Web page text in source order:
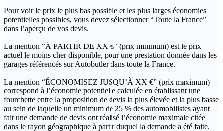
Pour voir le prix le plus bas possible et les plus larges économies
potentielles possibles, vous devez sélectionner “Toute la France”
dans l’aperçu de vos devis.
La mention “À PARTIR DE XX €” (prix minimum) est le prix
actuel le moins cher disponible, pour une prestation donnée dans les
garages référencés sur Autobutler dans toute la France.
La mention “ÉCONOMISEZ JUSQU’À XX €” (prix maximum)
correspond à l’économie potentielle calculée en établissant une
fourchette entre la proposition de devis la plus élevée et la plus basse
au sein de laquelle un minimum de 25 % des automobilistes ayant
fait une demande de devis ont réalisé l’économie maximale citée
dans le rayon géographique à partir duquel la demande a été faite.